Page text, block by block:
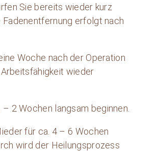
Sie bereits wieder kurz
Fadenentfernung erfolgt nach
Woche nach der Operation
wieder
2 Wochen langsam beginnen.
für ca. 4 – 6 Wochen
wird der Heilungsprozess